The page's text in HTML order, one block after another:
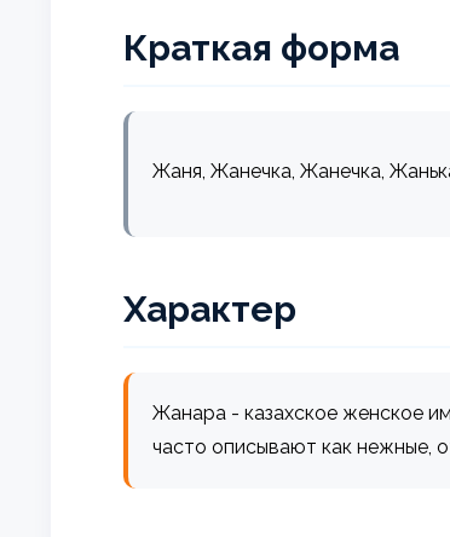
Краткая форма
Жаня, Жанечка, Жанечка,
Характер
Жанара - казахское женское
часто описывают как нежные,